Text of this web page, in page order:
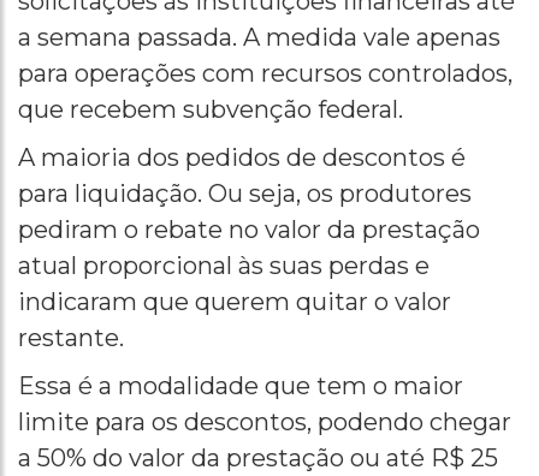
a semana passada. A medida vale apenas
para operações com recursos controlados,
que recebem subvenção federal.
A maioria dos pedidos de descontos é
para liquidação. Ou seja, os produtores
pediram o rebate no valor da prestação
atual proporcional às suas perdas e
indicaram que querem quitar o valor
restante.
Essa é a modalidade que tem o maior
limite para os descontos, podendo chegar
a 50% do valor da prestação ou até R$ 25